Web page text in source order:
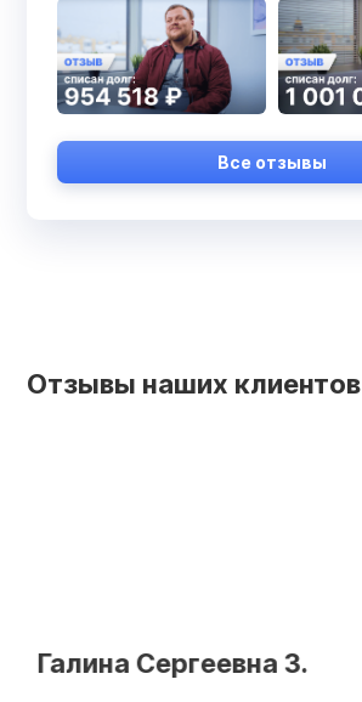
Все отзывы
Отзывы наших клиентов
Галина Сергеевна З.